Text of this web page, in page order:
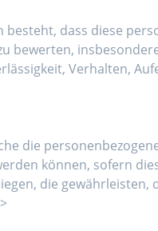
dass diese
bewerten,
Verhalten,
die
können, sofern
die gewährleisten,